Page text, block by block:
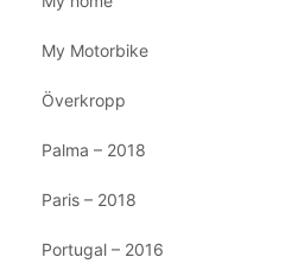
My Motorbike
Överkropp
Palma – 2018
Paris – 2018
Portugal – 2016